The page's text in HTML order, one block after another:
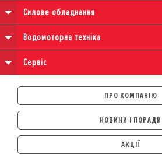
Силове обладнання
Водомоторна техніка
Сервіс
ПРО КОМПАНІЮ
НОВИНИ І ПОРАДИ
АКЦІЇ